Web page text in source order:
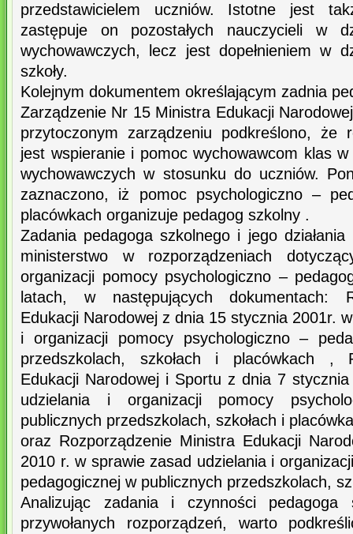
przedstawicielem uczniów. Istotne jest
zastępuje on pozostałych nauczycieli w
wychowawczych, lecz jest dopełnieniem w
szkoły.
Kolejnym dokumentem określającym zadnia
Zarządzenie Nr 15 Ministra Edukacji
przytoczonym zarządzeniu podkreślono, że
jest wspieranie i pomoc wychowawcom klas w
wychowawczych w stosunku do uczniów.
zaznaczono, iż pomoc psychologiczno –
placówkach organizuje pedagog szkolny .
Zadania pedagoga szkolnego i jego działania
ministerstwo w rozporządzeniach
organizacji pomocy psychologiczno –
latach, w następujących dokumentach:
Edukacji Narodowej z dnia 15 stycznia 2001r.
i organizacji pomocy psychologiczno –
przedszkolach, szkołach i placówkach ,
Edukacji Narodowej i Sportu z dnia 7
udzielania i organizacji pomocy
publicznych przedszkolach, szkołach i
oraz Rozporządzenie Ministra Edukacji
2010 r. w sprawie zasad udzielania i
pedagogicznej w publicznych przedszkolach,
Analizując zadania i czynności pedagoga
przywołanych rozporządzeń, warto